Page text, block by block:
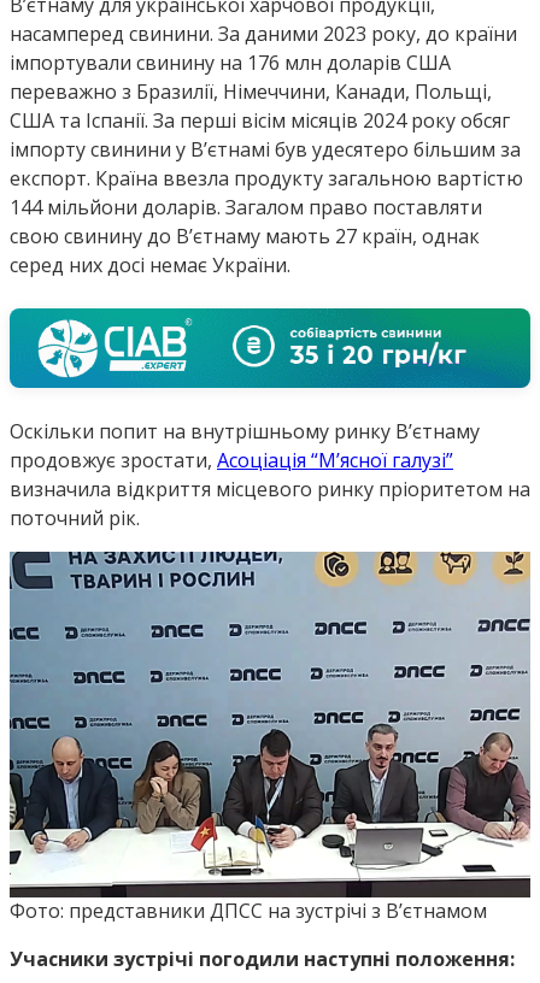
насамперед свинини. За даними 2023 року, до країни
імпортували свинину на 176 млн доларів США
переважно з Бразилії, Німеччини, Канади, Польщі,
США та Іспанії. За перші вісім місяців 2024 року обсяг
імпорту свинини у В’єтнамі був удесятеро більшим за
експорт. Країна ввезла продукту загальною вартістю
144 мільйони доларів. Загалом право поставляти
свою свинину до В’єтнаму мають 27 країн, однак
серед них досі немає України.
Оскільки попит на внутрішньому ринку В’єтнаму
продовжує зростати, Асоціація “М’ясної галузі”
визначила відкриття місцевого ринку пріоритетом на
поточний рік.
Фото: представники ДПСС на зустрічі з В’єтнамом
Учасники зустрічі погодили наступні положення: